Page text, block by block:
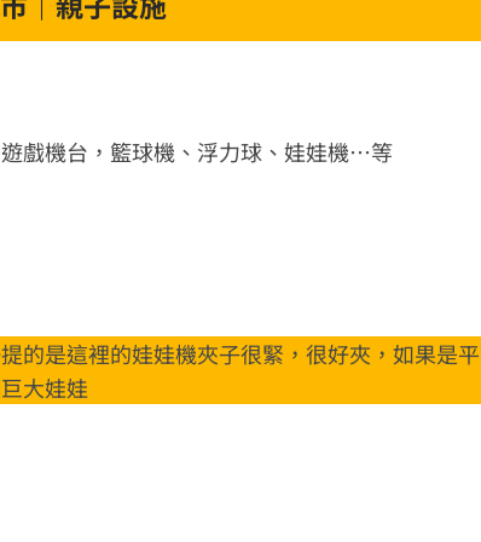
戲機台，籃球機、浮力球、娃娃機⋯等
的是這裡的娃娃機夾子很緊，很好夾，如果是
大娃娃